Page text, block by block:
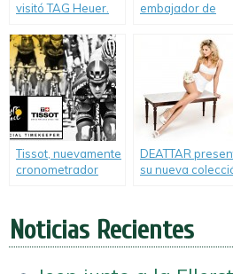
visitó TAG Heuer.
embajador de
Tissot, nuevamente
cronometrador
DEATTAR
su nueva
Noticias Recientes